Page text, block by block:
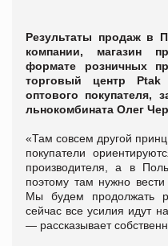
Результаты продаж в
компании, магазин
формате розничных
торговый центр
оптового покупателя,
льнокомбината Олег
«Там совсем другой
покупатели
производителя, а в
поэтому там нужно
Мы будем продолжать
сейчас все усилия идут
— рассказывает